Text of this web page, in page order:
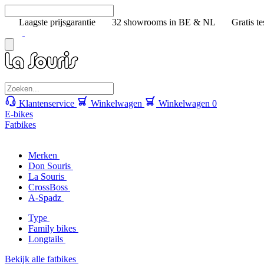
Laagste prijsgarantie 32 showrooms in BE & NL Gratis
Klantenservice Winkelwagen Winkelwagen 0
E-bikes
Fatbikes
Merken
Don Souris
La Souris
CrossBoss
A-Spadz
Type
Family bikes
Longtails
Bekijk alle fatbikes